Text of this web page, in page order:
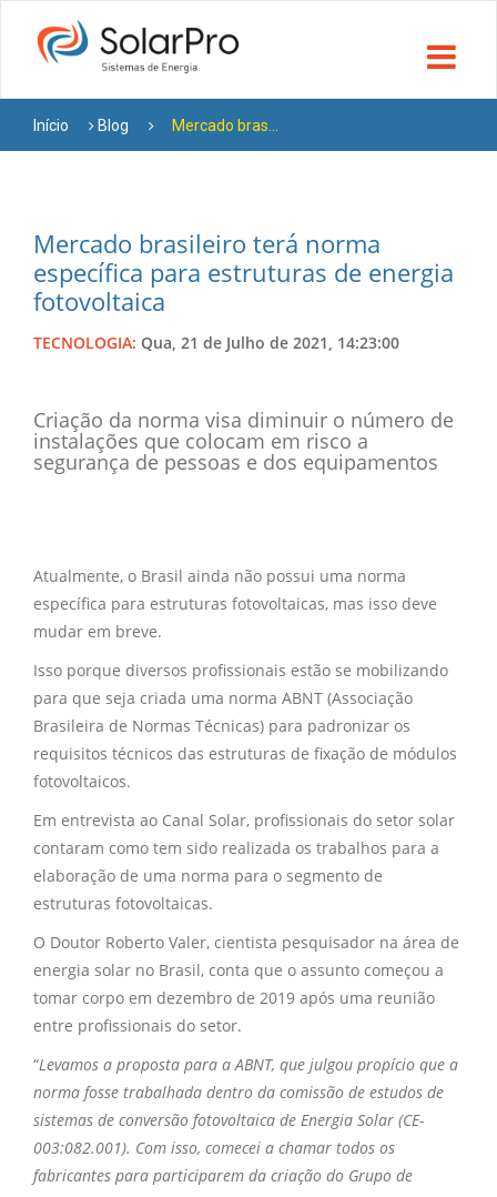
Início Blog Mercado bras...
Mercado brasileiro terá norma
específica para estruturas de energia
fotovoltaica
TECNOLOGIA: Qua, 21 de Julho de 2021, 14:23:00
Criação da norma visa diminuir o número de
instalações que colocam em risco a
segurança de pessoas e dos equipamentos
Atualmente, o Brasil ainda não possui uma norma
específica para estruturas fotovoltaicas, mas isso deve
mudar em breve.
Isso porque diversos profissionais estão se mobilizando
para que seja criada uma norma ABNT (Associação
Brasileira de Normas Técnicas) para padronizar os
requisitos técnicos das estruturas de fixação de módulos
fotovoltaicos.
Em entrevista ao Canal Solar, profissionais do setor solar
contaram como tem sido realizada os trabalhos para a
elaboração de uma norma para o segmento de
estruturas fotovoltaicas.
O Doutor Roberto Valer, cientista pesquisador na área de
energia solar no Brasil, conta que o assunto começou a
tomar corpo em dezembro de 2019 após uma reunião
entre profissionais do setor.
“Levamos a proposta para a ABNT, que julgou propício que a
norma fosse trabalhada dentro da comissão de estudos de
sistemas de conversão fotovoltaica de Energia Solar (CE-
003:082.001). Com isso, comecei a chamar todos os
fabricantes para participarem da criação do Grupo de